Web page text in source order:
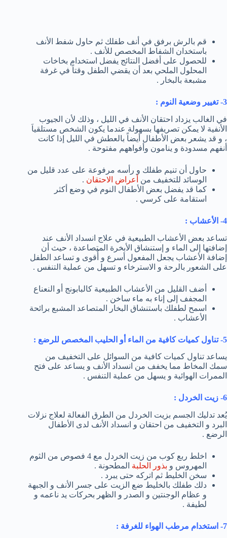
قم بالرش برفق في أنف طفلك ثم حاول شفط الأنف
باستخدان الشفاط المخصص للأنف .
للحصول على أفضل النتائج يفضل استخدام بخاخات
المحلول الملحي بعد أن يقضي الطفل وقتاً في غرفة
مشبعة بالبخار .
3- تغيير وضعية النوم :
في الغالب يزداد احتقان الأنف في الليل ، وذلك لأن الجيوب
الأنفية لا يمكن تصريفها بسهولة عندما يكون الشخص مستلقياَ
، و قد يشعر بعض الأطفال أيضاً بالعطش في الليل إذا كانت
أنفهم مسدودة و ينامون وأفواههم مفتوحة .
حاول أن تنيم طفلك و رأسه مرفوعة على عدد قليل من
الوسائد للتخفيف من أعراض الاحتقان .
كما قد يفضل بعض الأطفال النوم في وضع أكثر
استقامة على كرسي .
4- الأعشاب :
تساعد بعض الأعشاب الطبيعية في علاج انسداد الأنف عند
إضافتها إلى الماء و إستنشاق الأبخرة المتصاعدة ، حيث أن
إضافة الأعشاب يجعل المفعول أسرع و أٌقوى و تساعد الطفل
على الشعور بالرحة و الاسترخاء و تسهل من عملية التنفس .
أضف القليل من الأعشاب الطبيعية كالبابونج أو النعناع
المجفف إلى إناء به ماء ساخن .
اسمح لطفلك باستنشاق البخار المتصاعد المشبع برائحة
الأعشاب .
5- تناول كميات كافية من الماء أو الحليب المخصص للرضع :
يساعد تناول كميات كافية من السوائل على التخفيف من
سمك المخاط مما يخفف من انسداد الأنف و يساعد على فتح
الممرات الهوائية و يسهل من عملية التنفس .
6- زيت الخردل :
يُعد تدليك الجسم بزيت الخردل من الطرق الفعالة لعلاج نزلات
البرد و التخفيف من احتقان و انسداد الأنف لدى الأطفال
الرضع .
اخلط ربع كوب من زيت الخردل مع 4 فصوص من الثوم
المهروس و بذور الحلبة المطحونة .
سخن الخليط ثم اتركه حتى يبرد .
دلك طفلك بالخليط ضع الزيت على جسر الأنف و الجبهة
و عظام الوجنتين و الصدر و الظهر بحركات يد ناعمه و
لطيفة .
7- استخدام مرطب الهواء للغرفة :